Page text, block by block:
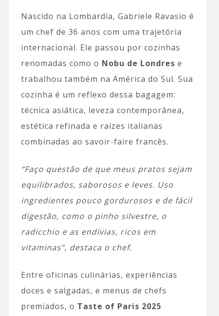
Nascido na Lombardia, Gabriele Ravasio é
um chef de 36 anos com uma trajetória
internacional. Ele passou por cozinhas
renomadas como o Nobu de Londres e
trabalhou também na América do Sul. Sua
cozinha é um reflexo dessa bagagem:
técnica asiática, leveza contemporânea,
estética refinada e raízes italianas
combinadas ao savoir-faire francês.
“Faço questão de que meus pratos sejam
equilibrados, saborosos e leves. Uso
ingredientes pouco gordurosos e de fácil
digestão, como o pinho silvestre, o
radicchio e as endívias, ricos em
vitaminas”, destaca o chef.
Entre oficinas culinárias, experiências
doces e salgadas, e menus de chefs
premiados, o Taste of Paris 2025